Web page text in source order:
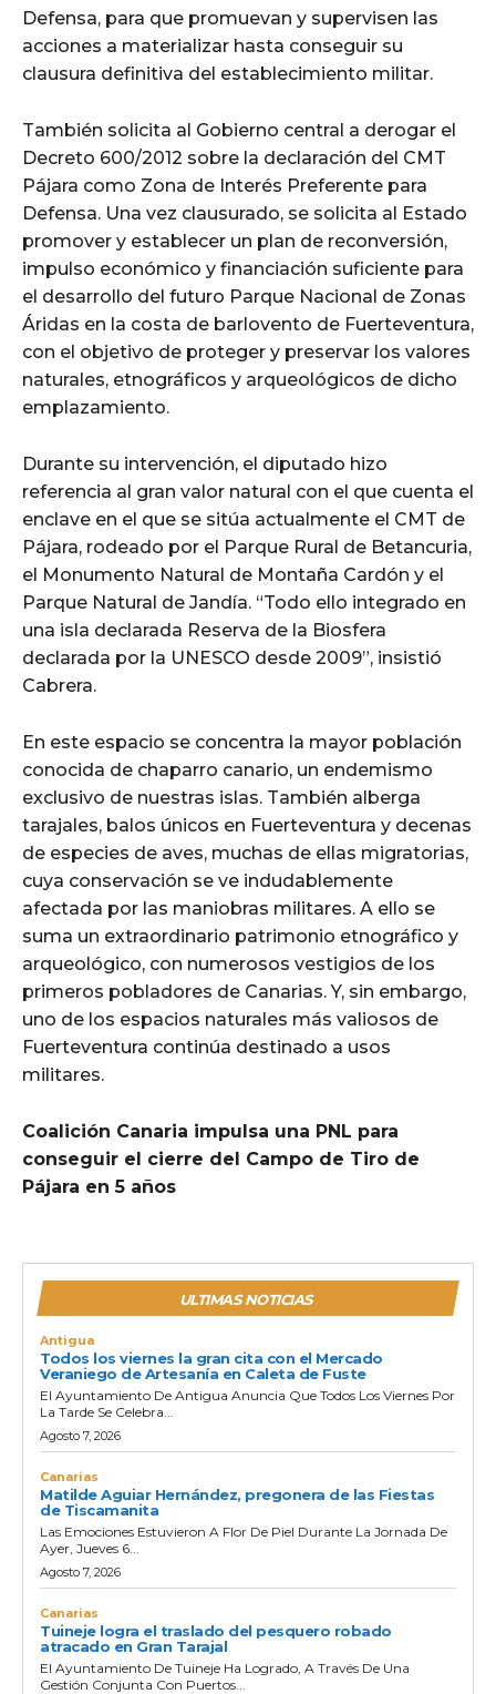
Defensa, para que promuevan y supervisen las
acciones a materializar hasta conseguir su
clausura definitiva del establecimiento militar.
También solicita al Gobierno central a derogar el
Decreto 600/2012 sobre la declaración del CMT
Pájara como Zona de Interés Preferente para
Defensa. Una vez clausurado, se solicita al Estado
promover y establecer un plan de reconversión,
impulso económico y financiación suficiente para
el desarrollo del futuro Parque Nacional de Zonas
Áridas en la costa de barlovento de Fuerteventura,
con el objetivo de proteger y preservar los valores
naturales, etnográficos y arqueológicos de dicho
emplazamiento.
Durante su intervención, el diputado hizo
referencia al gran valor natural con el que cuenta el
enclave en el que se sitúa actualmente el CMT de
Pájara, rodeado por el Parque Rural de Betancuria,
el Monumento Natural de Montaña Cardón y el
Parque Natural de Jandía. “Todo ello integrado en
una isla declarada Reserva de la Biosfera
declarada por la UNESCO desde 2009”, insistió
Cabrera.
En este espacio se concentra la mayor población
conocida de chaparro canario, un endemismo
exclusivo de nuestras islas. También alberga
tarajales, balos únicos en Fuerteventura y decenas
de especies de aves, muchas de ellas migratorias,
cuya conservación se ve indudablemente
afectada por las maniobras militares. A ello se
suma un extraordinario patrimonio etnográfico y
arqueológico, con numerosos vestigios de los
primeros pobladores de Canarias. Y, sin embargo,
uno de los espacios naturales más valiosos de
Fuerteventura continúa destinado a usos
militares.
Coalición Canaria impulsa una PNL para
conseguir el cierre del Campo de Tiro de
Pájara en 5 años
ULTIMAS NOTICIAS
Antigua
Todos los viernes la gran cita con el Mercado
Veraniego de Artesanía en Caleta de Fuste
El Ayuntamiento De Antigua Anuncia Que Todos Los Viernes Por
La Tarde Se Celebra...
Agosto 7, 2026
Canarias
Matilde Aguiar Hernández, pregonera de las Fiestas
de Tiscamanita
Las Emociones Estuvieron A Flor De Piel Durante La Jornada De
Ayer, Jueves 6...
Agosto 7, 2026
Canarias
Tuineje logra el traslado del pesquero robado
atracado en Gran Tarajal
El Ayuntamiento De Tuineje Ha Logrado, A Través De Una
Gestión Conjunta Con Puertos...